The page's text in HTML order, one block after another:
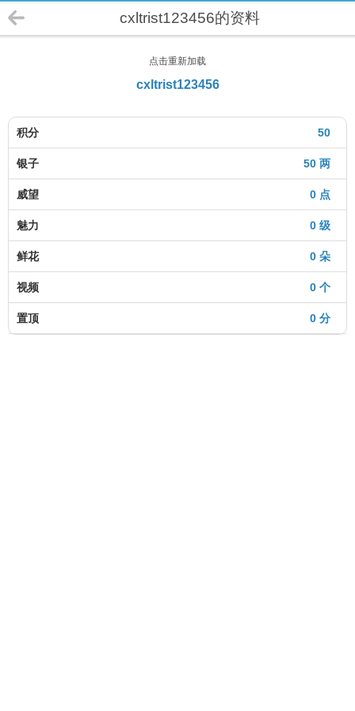
cxltrist123456的资料
点击重新加载
cxltrist123456
50
积分
50 两
银子
0 点
威望
0 级
魅力
0 朵
鲜花
0 个
视频
0 分
置顶